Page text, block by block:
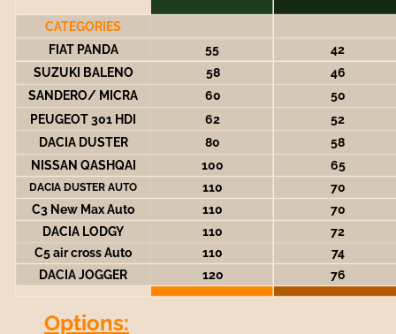
Options:
CATEGORIES
FIAT PANDA
55
42
SUZUKI BALENO
58
46
SANDERO/ MICRA
60
50
PEUGEOT 301 HDI
62
52
DACIA DUSTER
80
58
NISSAN QASHQAI
100 65
DACIA DUSTER AUTO 110
70
C3 New Max Auto
110
70
DACIA LODGY
110
72
C5 air cross Auto
110
74
DACIA JOGGER
120 76